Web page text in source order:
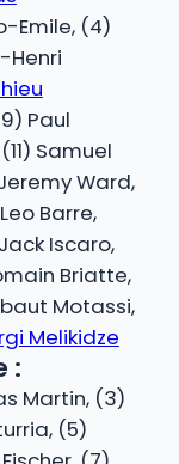
Emile, (4)
Henri
Paul
Samuel
Ward,
Barre,
Iscaro,
Briatte,
Motassi,
Melikidze
:
Martin, (3)
(5)